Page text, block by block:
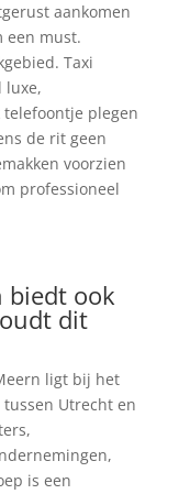
aankomen
een must.
Taxi
luxe,
telefoontje plegen
de rit geen
voorzien
professioneel
biedt ook
dit
ligt bij het
Utrecht en
is een